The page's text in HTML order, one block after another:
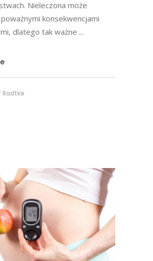
Nieleczona może
konsekwencjami
dlatego tak ważne
Radtke